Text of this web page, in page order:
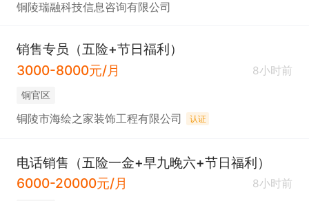
铜陵瑞融科技信息咨询有限公司
销售专员（五险+节日福利）
3000-8000元/月
8小时前
铜官区
铜陵市海绘之家装饰工程有限公司 认证
电话销售（五险一金+早九晚六+节日福利）
6000-20000元/月
8小时前